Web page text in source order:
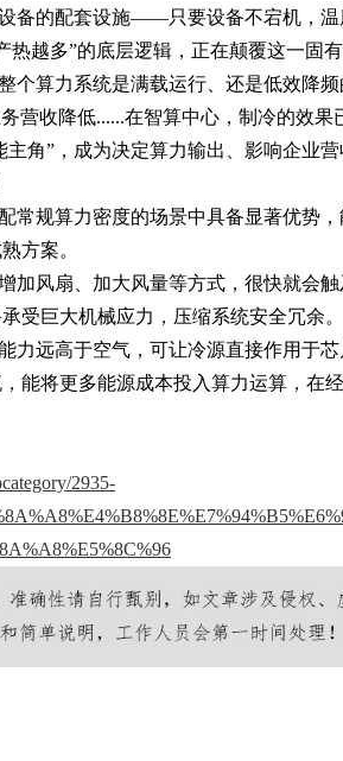
备的配套设施——只要设备不宕机，温
越多”的底层逻辑，正在颠覆这一固有
个算力系统是满载运行、还是低效降
营收降低......在智算中心，制冷的效
角”，成为决定算力输出、影响企业营
常规算力密度的场景中具备显著优势
方案。
加风扇、加大风量等方式，很快就会
受巨大机械应力，压缩系统安全冗余。
力远高于空气，可让冷源直接作用于
能将更多能源成本投入算力运算，在
2935-